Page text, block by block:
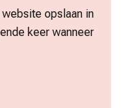
opslaan in
keer wanneer